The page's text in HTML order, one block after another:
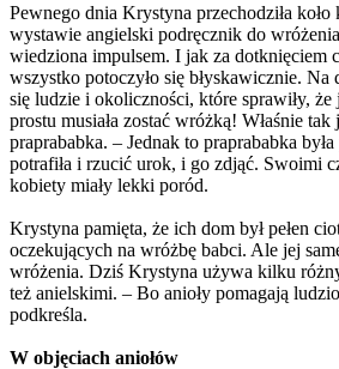
Pewnego dnia Krystyna przechodziła koło
wystawie angielski podręcznik do
wiedziona impulsem. I jak za dotknięciem
wszystko potoczyło się błyskawicznie.
się ludzie i okoliczności, które sprawiły,
prostu musiała zostać wróżką! Właśnie
praprababka. – Jednak to praprababka
potrafiła i rzucić urok, i go zdjąć. Swoimi
kobiety miały lekki poród.
Krystyna pamięta, że ich dom był pełen
oczekujących na wróżbę babci. Ale jej
wróżenia. Dziś Krystyna używa kilku
też anielskimi. – Bo anioły pomagają
podkreśla.
W objęciach aniołów